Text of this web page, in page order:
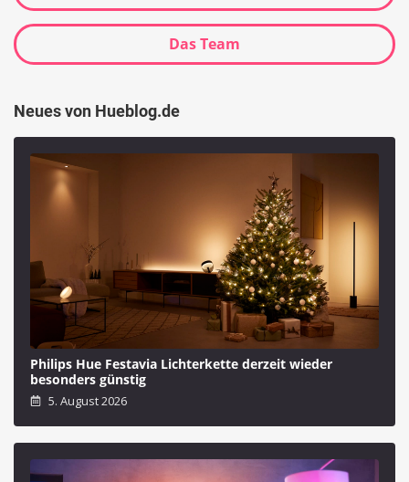
Das Team
Neues von Hueblog.de
Philips Hue Festavia Lichterkette derzeit wieder
besonders günstig
5. August 2026